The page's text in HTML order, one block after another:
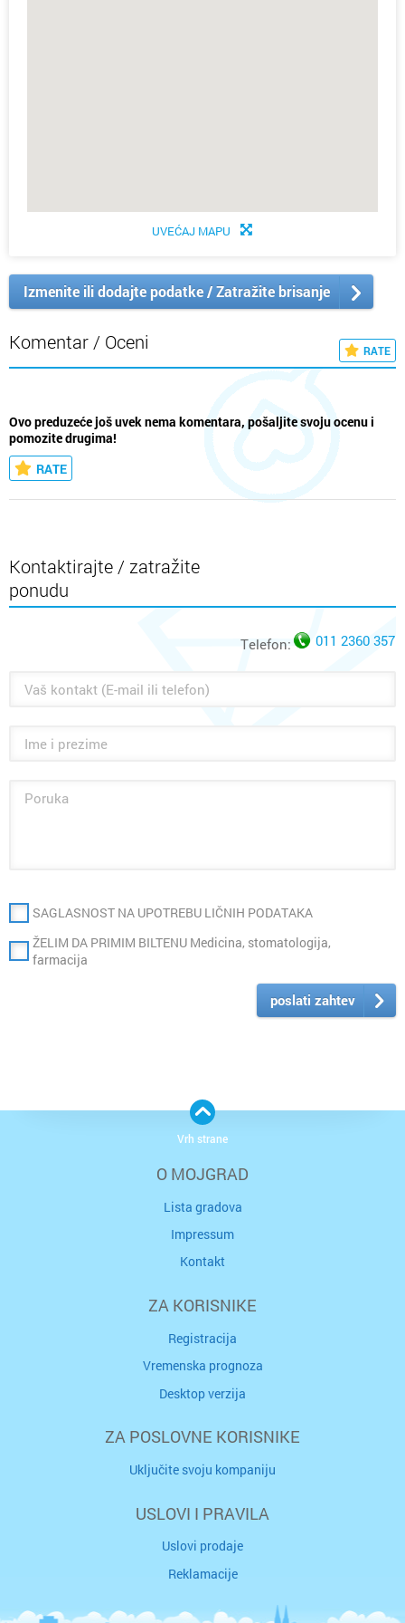
UVEĆAJ MAPU
Izmenite ili dodajte podatke / Zatražite brisanje
Komentar / Oceni RATE
Ovo preduzeće još uvek nema komentara, pošaljite svoju ocenu i
pomozite drugima!
RATE
Kontaktirajte / zatražite
ponudu
Telefon: 011 2360 357
SAGLASNOST NA UPOTREBU LIČNIH PODATAKA
ŽELIM DA PRIMIM BILTENU Medicina, stomatologija,
farmacija
poslati zahtev
O MOJGRAD
Lista gradova
Impressum
Kontakt
ZA KORISNIKE
Registracija
Vremenska prognoza
Desktop verzija
ZA POSLOVNE KORISNIKE
Uključite svoju kompaniju
USLOVI I PRAVILA
Uslovi prodaje
Reklamacije
Vrh strane